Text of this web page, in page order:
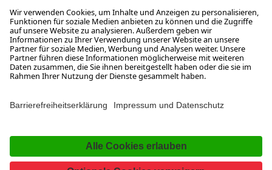
Gerne stehen wir Ihnen von Montag bis Donnerstag von 08:00
bis 17:30 Uhr und am Freitag von 08:00 bis 17:00 Uhr zur
Verfügung.
Das Unternehmen Jobs Meeting- und Kongresslocations